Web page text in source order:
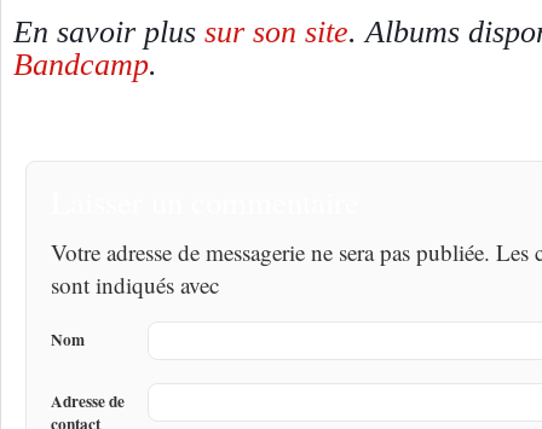
En savoir plus sur son site. Albums
Bandcamp.
Votre adresse de messagerie ne sera pas publiée.
sont indiqués avec
Nom
Adresse de
contact